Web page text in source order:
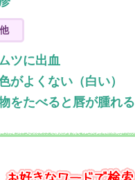
ツに出血
がよくない（白い）
をたべると唇が腫れる